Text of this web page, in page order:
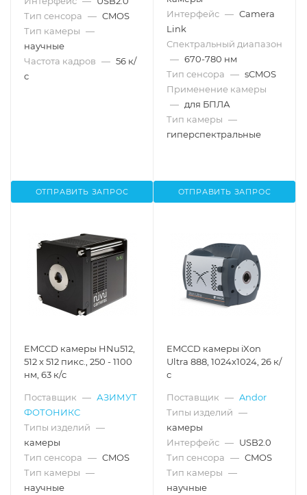
Тип сенсора — CMOS
Тип камеры —
научные
Частота кадров — 56 к/
с
ОТПРАВИТЬ ЗАПРОС
Интерфейс — Camera
Link
Спектральный диапазон
— 670-780 нм
Тип сенсора — sCMOS
Применение камеры
— для БПЛА
Тип камеры —
гиперспектральные
ОТПРАВИТЬ ЗАПРОС
EMCCD камеры HNu512,
512 x 512 пикс., 250 - 1100
нм, 63 к/c
Поставщик — АЗИМУТ
ФОТОНИКС
Типы изделий —
камеры
Тип сенсора — CMOS
Тип камеры —
научные
EMCCD камеры iXon
Ultra 888, 1024x1024, 26 к/
с
Поставщик — Andor
Типы изделий —
камеры
Интерфейс — USB2.0
Тип сенсора — CMOS
Тип камеры —
научные